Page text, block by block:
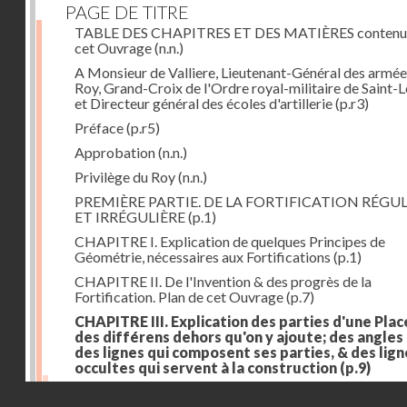
PAGE DE TITRE
TABLE DES CHAPITRES ET DES MATIÈRES
cet Ouvrage(n.n.)
A Monsieur de Valliere, Lieutenant-Général des
Roy, Grand-Croix de l'Ordre royal-militaire de Saint-
et Directeur général des écoles d'artillerie(p.r3)
Préface(p.r5)
Approbation(n.n.)
Privilège du Roy(n.n.)
PREMIÈRE PARTIE. DE LA FORTIFICATION
ET IRRÉGULIÈRE(p.1)
CHAPITRE I. Explication de quelques Principes de
Géométrie, nécessaires aux Fortifications (p.1)
CHAPITRE II. De l'Invention & des progrès de la
Fortification. Plan de cet Ouvrage(p.7)
CHAPITRE III. Explication des parties d'une
des différens dehors qu'on y ajoute; des angles
des lignes qui composent ses parties, & des
occultes qui servent à la construction (p.9)
Des lignes & des angles qui composent les parties